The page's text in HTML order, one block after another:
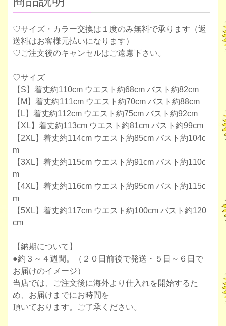
♡サイズ・カラー交換は１度のみ無料で承ります（返
送料はお客様元払いになります）
♡ご注文後のキャンセルはご遠慮下さい。
♡サイズ
【S】着丈約110cm ウエスト約68cm バスト約82cm
【M】着丈約111cm ウエスト約70cm バスト約88cm
【L】着丈約112cm ウエスト約75cm バスト約92cm
【XL】着丈約113cm ウエスト約81cm バスト約99cm
【2XL】着丈約114cm ウエスト約85cm バスト約104c
m
【3XL】着丈約115cm ウエスト約91cm バスト約110c
m
【4XL】着丈約116cm ウエスト約95cm バスト約115c
m
【5XL】着丈約117cm ウエスト約100cm バスト約120
cm
【納期について】
●約３～４週間。（２０日前後で発送・５日～６日で
お届けのイメージ）
当店では、ご注文後に海外より仕入れを開始するた
め、お届けまでにお時間を
頂いております。ご了承ください。